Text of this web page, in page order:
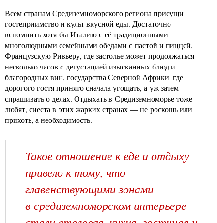
Всем странам Средиземноморского региона присущи
гостеприимство и культ вкусной еды. Достаточно
вспомнить хотя бы Италию с её традиционными
многолюдными семейными обедами с пастой и пиццей,
Французскую Ривьеру, где застолье может продолжаться
несколько часов с дегустацией изысканных блюд и
благородных вин, государства Северной Африки, где
дорогого гостя принято сначала угощать, а уж затем
спрашивать о делах. Отдыхать в Средиземноморье тоже
любят, сиеста в этих жарких странах — не роскошь или
прихоть, а необходимость.
Такое отношение к еде и отдыху
привело к тому, что
главенствующими зонами
в средиземноморском интерьере